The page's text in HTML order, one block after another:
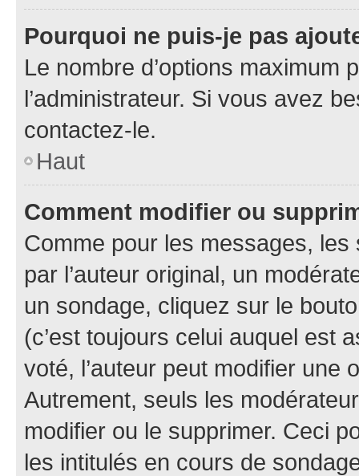
Pourquoi ne puis-je pas
Le nombre d’options maximum
l’administrateur. Si vous avez
contactez-le.
Haut
Comment modifier ou
Comme pour les messages,
par l’auteur original, un
un sondage, cliquez sur le
(c’est toujours celui auquel est
voté, l’auteur peut modifier une
Autrement, seuls les
modifier ou le supprimer. Ceci
les intitulés en cours de